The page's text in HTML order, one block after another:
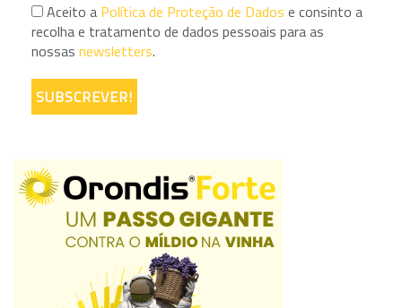
Aceito a Política de Proteção de Dados e consinto a
recolha e tratamento de dados pessoais para as
nossas newsletters.